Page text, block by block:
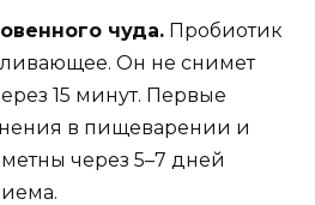
чуда. Пробиотик
Он не снимет
15 минут. Первые
в пищеварении и
через 5–7 дней